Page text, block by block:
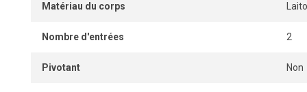
Matériau du corps
Nombre d'entrées 2
Pivotant Non